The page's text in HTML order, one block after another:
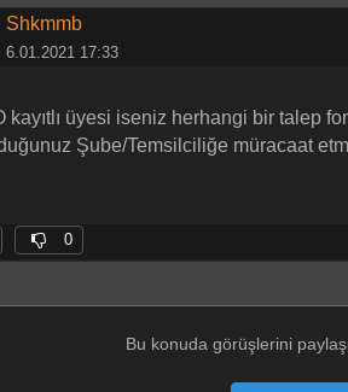
Shkmmb
6.01.2021 17:33
kayıtlı üyesi iseniz herhangi bir talep
Şube/Temsilciliğe müracaat
0
Bu konuda görüşlerini